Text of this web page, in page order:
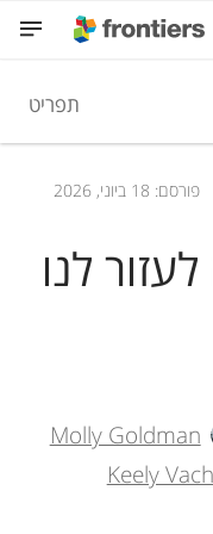
תפריט
HE
פורסם: 18 ביוני, 2026
לנו
Molly Goldman
Keely